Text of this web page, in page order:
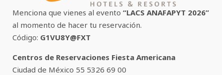
Menciona que vienes al evento “LACS ANAFAPYT 2026”
al momento de hacer tu reservación.
Código: G1VU8Y@FXT
Centros de Reservaciones Fiesta Americana
Ciudad de México 55 5326 69 00